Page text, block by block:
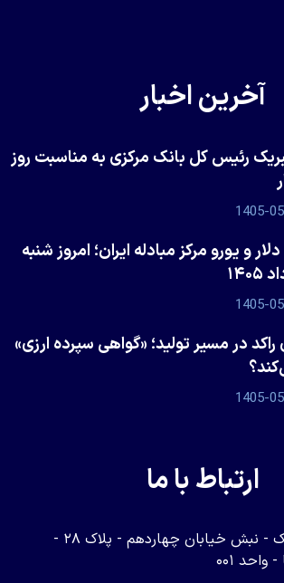
آخرین اخبار
رئیس کل بانک مرکزی به مناسبت روز
1405-
و یورو مرکز مبادله ایران؛ امروز شنبه
1405-
راکد در مسیر تولید؛ «گواهی سپرده ارزی»
1405-
ارتباط با ما
تهران - ولنجک - نبش خیابان چهاردهم - پلاک ۲۸ -
۰۰۱